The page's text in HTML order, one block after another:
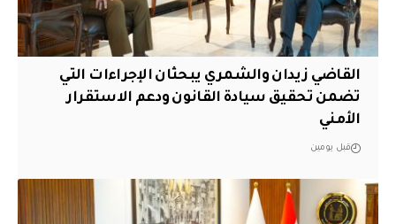
القاضي زيدان والشمري يبحثان الإجراءات التي
تضمن تحقيق سيادة القانون ودعم الاستقرار
الأمني
قبل يومين